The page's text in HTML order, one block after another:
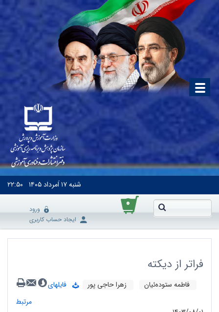
شنبه۱۷ اَمرداد ۱۴۰۵ ۲۲:۵۰
۰
ورود
ایجاد حساب کاربری
فراتر از دیکته
فاطمه ستوده‌ئیان زهرا حاجی پور
فایلهای
مرتبط